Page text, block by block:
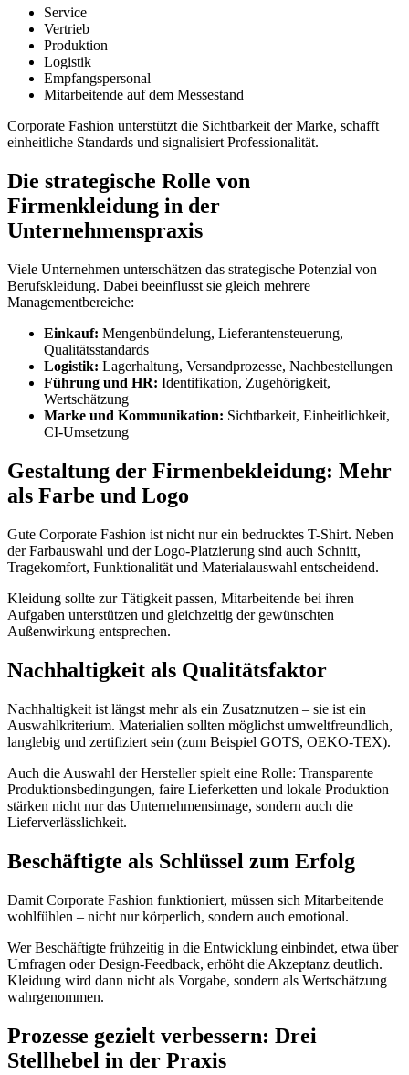
Service
Vertrieb
Produktion
Logistik
Empfangspersonal
Mitarbeitende auf dem Messestand
Corporate Fashion unterstützt die Sichtbarkeit der Marke, schafft
einheitliche Standards und signalisiert Professionalität.
Die strategische Rolle von
Firmenkleidung in der
Unternehmenspraxis
Viele Unternehmen unterschätzen das strategische Potenzial von
Berufskleidung. Dabei beeinflusst sie gleich mehrere
Managementbereiche:
Einkauf: Mengenbündelung, Lieferantensteuerung,
Qualitätsstandards
Logistik: Lagerhaltung, Versandprozesse, Nachbestellungen
Führung und HR: Identifikation, Zugehörigkeit,
Wertschätzung
Marke und Kommunikation: Sichtbarkeit, Einheitlichkeit,
CI-Umsetzung
Gestaltung der Firmenbekleidung: Mehr
als Farbe und Logo
Gute Corporate Fashion ist nicht nur ein bedrucktes T-Shirt. Neben
der Farbauswahl und der Logo-Platzierung sind auch Schnitt,
Tragekomfort, Funktionalität und Materialauswahl entscheidend.
Kleidung sollte zur Tätigkeit passen, Mitarbeitende bei ihren
Aufgaben unterstützen und gleichzeitig der gewünschten
Außenwirkung entsprechen.
Nachhaltigkeit als Qualitätsfaktor
Nachhaltigkeit ist längst mehr als ein Zusatznutzen – sie ist ein
Auswahlkriterium. Materialien sollten möglichst umweltfreundlich,
langlebig und zertifiziert sein (zum Beispiel GOTS, OEKO-TEX).
Auch die Auswahl der Hersteller spielt eine Rolle: Transparente
Produktionsbedingungen, faire Lieferketten und lokale Produktion
stärken nicht nur das Unternehmensimage, sondern auch die
Lieferverlässlichkeit.
Beschäftigte als Schlüssel zum Erfolg
Damit Corporate Fashion funktioniert, müssen sich Mitarbeitende
wohlfühlen – nicht nur körperlich, sondern auch emotional.
Wer Beschäftigte frühzeitig in die Entwicklung einbindet, etwa über
Umfragen oder Design-Feedback, erhöht die Akzeptanz deutlich.
Kleidung wird dann nicht als Vorgabe, sondern als Wertschätzung
wahrgenommen.
Prozesse gezielt verbessern: Drei
Stellhebel in der Praxis